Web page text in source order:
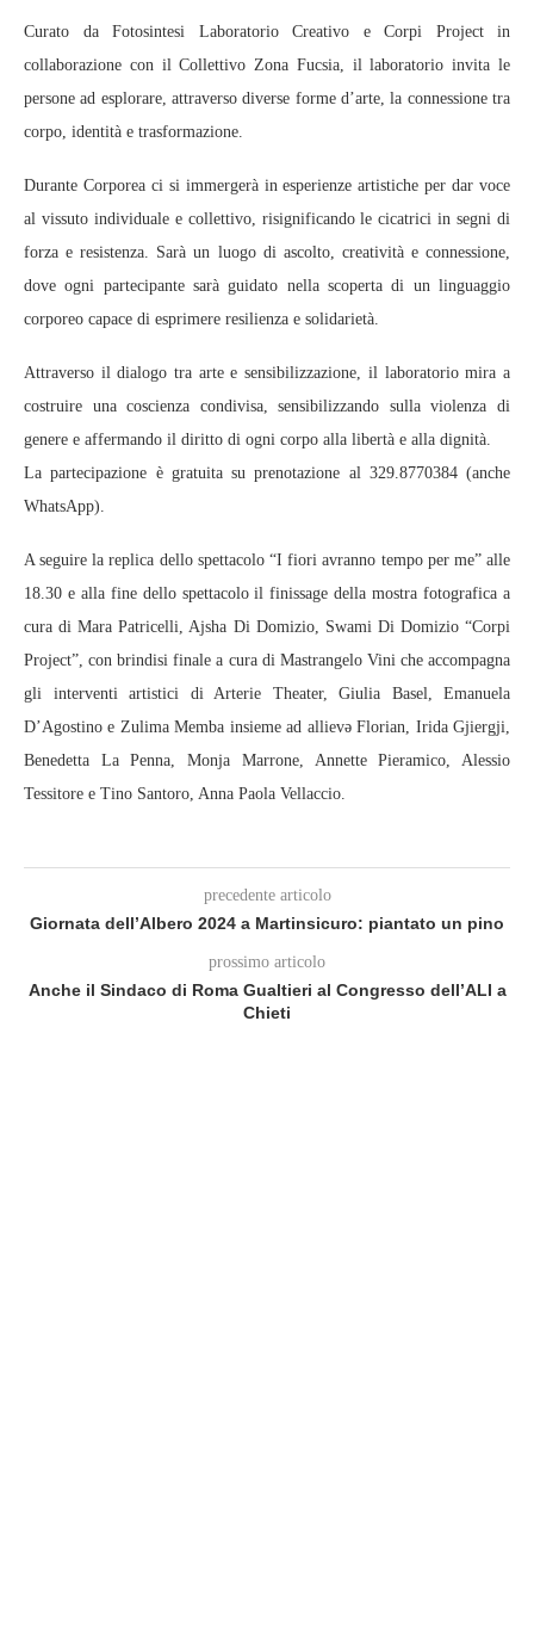
Curato da Fotosintesi Laboratorio Creativo e Corpi Project in
collaborazione con il Collettivo Zona Fucsia, il laboratorio invita le
persone ad esplorare, attraverso diverse forme d’arte, la connessione tra
corpo, identità e trasformazione.
Durante Corporea ci si immergerà in esperienze artistiche per dar voce
al vissuto individuale e collettivo, risignificando le cicatrici in segni di
forza e resistenza. Sarà un luogo di ascolto, creatività e connessione,
dove ogni partecipante sarà guidato nella scoperta di un linguaggio
corporeo capace di esprimere resilienza e solidarietà.
Attraverso il dialogo tra arte e sensibilizzazione, il laboratorio mira a
costruire una coscienza condivisa, sensibilizzando sulla violenza di
genere e affermando il diritto di ogni corpo alla libertà e alla dignità.
La partecipazione è gratuita su prenotazione al 329.8770384 (anche
WhatsApp).
A seguire la replica dello spettacolo “I fiori avranno tempo per me” alle
18.30 e alla fine dello spettacolo il finissage della mostra fotografica a
cura di Mara Patricelli, Ajsha Di Domizio, Swami Di Domizio “Corpi
Project”, con brindisi finale a cura di Mastrangelo Vini che accompagna
gli interventi artistici di Arterie Theater, Giulia Basel, Emanuela
D’Agostino e Zulima Memba insieme ad allievə Florian, Irida Gjiergji,
Benedetta La Penna, Monja Marrone, Annette Pieramico, Alessio
Tessitore e Tino Santoro, Anna Paola Vellaccio.
precedente articolo
Giornata dell’Albero 2024 a Martinsicuro: piantato un pino
prossimo articolo
Anche il Sindaco di Roma Gualtieri al Congresso dell’ALI a
Chieti